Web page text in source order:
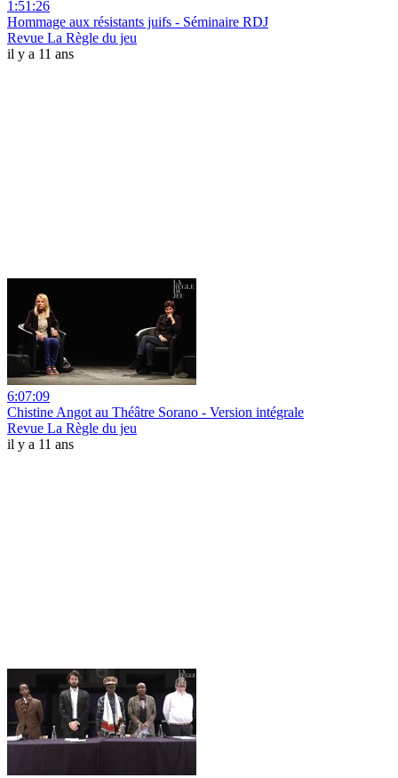
1:51:26
Hommage aux résistants juifs - Séminaire RDJ
Revue La Règle du jeu
il y a 11 ans
6:07:09
Chistine Angot au Théâtre Sorano - Version intégrale
Revue La Règle du jeu
il y a 11 ans